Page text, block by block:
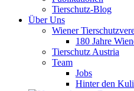
Tierschutz-Blog
Über Uns
Wiener
180 Jahre
Tierschutz Austria
Team
Jobs
Hinter den